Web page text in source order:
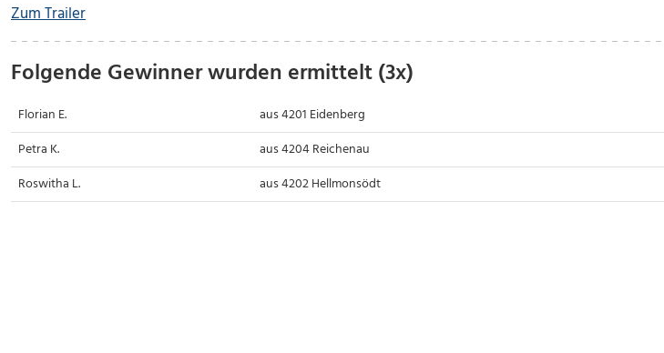
Zum Trailer
Folgende Gewinner wurden ermittelt (3x)
Florian E.
aus 4201 Eidenberg
Petra K.
aus 4204 Reichenau
Roswitha L.
aus 4202 Hellmonsödt